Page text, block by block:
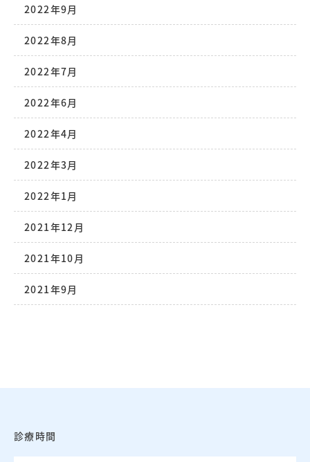
2022年9月
2022年8月
2022年7月
2022年6月
2022年4月
2022年3月
2022年1月
2021年12月
2021年10月
2021年9月
診療時間